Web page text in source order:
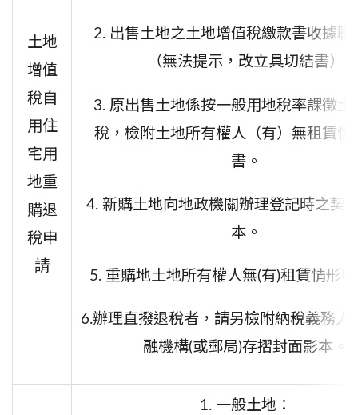
土地
增值
稅自
用住
宅用
地重
購退
稅申
請
2. 出售土地之土地增值稅繳款書收據聯
（無法提示，改立具切結書）
3. 原出售土地係按一般用地稅率課徵土
稅，檢附土地所有權人（有）無租賃情
書。
4. 新購土地向地政機關辦理登記時之契
本。
5. 重購地土地所有權人無(有)租賃情形
6.辦理直撥退稅者，請另檢附納稅義務人
融機構(或郵局)存摺封面影本。
1. 一般土地：